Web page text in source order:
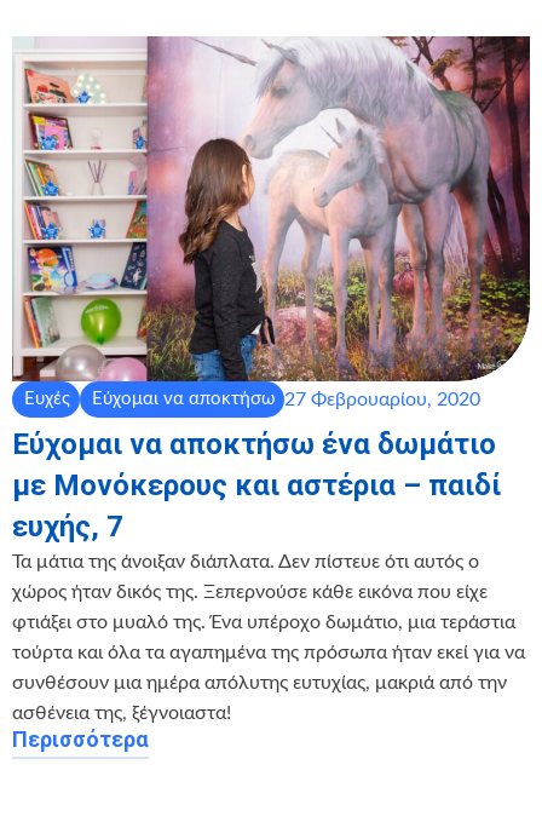
Ευχές Εύχομαι να αποκτήσω 27 Φεβρουαρίου, 2020
Εύχομαι να αποκτήσω ένα δωμάτιο
με Μονόκερους και αστέρια – παιδί
ευχής, 7
Τα μάτια της άνοιξαν διάπλατα. Δεν πίστευε ότι αυτός ο
χώρος ήταν δικός της. Ξεπερνούσε κάθε εικόνα που είχε
φτιάξει στο μυαλό της. Ένα υπέροχο δωμάτιο, μια τεράστια
τούρτα και όλα τα αγαπημένα της πρόσωπα ήταν εκεί για να
συνθέσουν μια ημέρα απόλυτης ευτυχίας, μακριά από την
ασθένεια της, ξέγνοιαστα!
Περισσότερα